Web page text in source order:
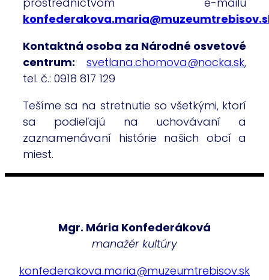
Kontaktná osoba za Národné osvetové
centrum: svetlana.chomova@nocka.sk,
tel. č.: 0918 817 129
Tešíme sa na stretnutie so všetkými, ktorí
sa podieľajú na uchovávaní a
zaznamenávaní histórie našich obcí a
miest.
Mgr. Mária Konfederáková
manažér kultúry
konfederakova.maria@muzeumtrebisov.sk